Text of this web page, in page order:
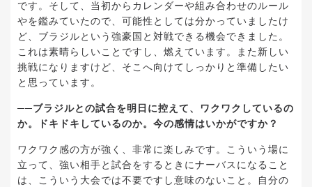
です。そして、当初からカレンダーや組み合わせのルール
やを鑑みていたので、可能性としては分かっていましたけ
ど、ブラジルという強豪国と対戦できる機会できました。
これは素晴らしいことですし、燃えています。また新しい
挑戦になりますけど、そこへ向けてしっかりと準備したい
と思っています。
──ブラジルとの試合を明日に控えて、ワクワクしているの
か。ドキドキしているのか。今の感情はいかがですか？
ワクワク感の方が強く、非常に楽しみです。こういう場に
立って、強い相手と試合をするときにナーバスになること
は、こういう大会では不要ですし意味のないこと。自分の